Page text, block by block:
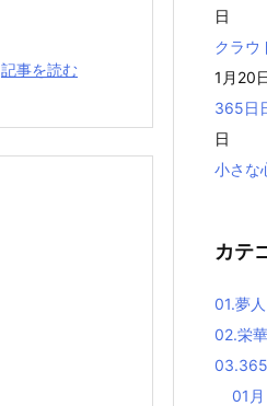
記事を読む
日
クラウ
1月20
365日
日
小さな
カテ
01.夢
02.栄
01月